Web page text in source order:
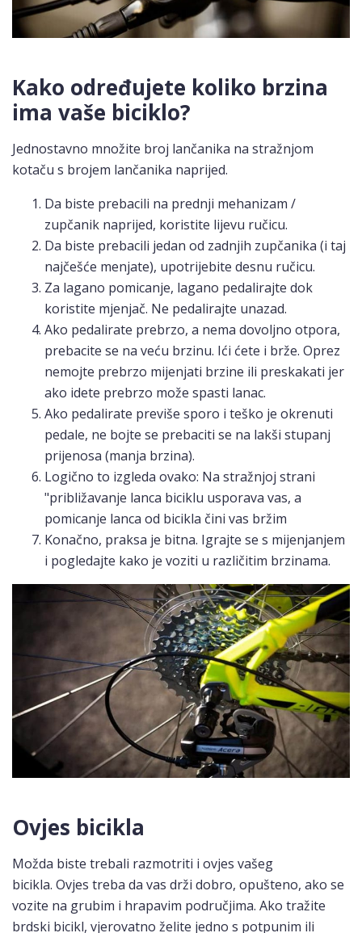
Kako određujete koliko brzina
ima vaše biciklo?
Jednostavno množite broj lančanika na stražnjom
kotaču s brojem lančanika naprijed.
Da biste prebacili na prednji mehanizam /
zupčanik naprijed, koristite lijevu ručicu.
Da biste prebacili jedan od zadnjih zupčanika (i taj
najčešće menjate), upotrijebite desnu ručicu.
Za lagano pomicanje, lagano pedalirajte dok
koristite mjenjač. Ne pedalirajte unazad.
Ako pedalirate prebrzo, a nema dovoljno otpora,
prebacite se na veću brzinu. Ići ćete i brže. Oprez
nemojte prebrzo mijenjati brzine ili preskakati jer
ako idete prebrzo može spasti lanac.
Ako pedalirate previše sporo i teško je okrenuti
pedale, ne bojte se prebaciti se na lakši stupanj
prijenosa (manja brzina).
Logično to izgleda ovako: Na stražnjoj strani
"približavanje lanca biciklu usporava vas, a
pomicanje lanca od bicikla čini vas bržim
Konačno, praksa je bitna. Igrajte se s mijenjanjem
i pogledajte kako je voziti u različitim brzinama.
Ovjes bicikla
Možda biste trebali razmotriti i ovjes vašeg
bicikla. Ovjes treba da vas drži dobro, opušteno, ako se
vozite na grubim i hrapavim područjima. Ako tražite
brdski bicikl, vjerovatno želite jedno s potpunim ili